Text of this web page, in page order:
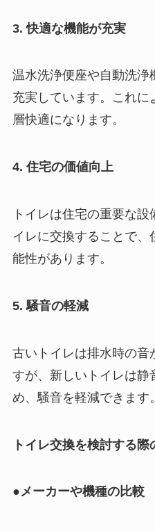
3. 快適な機能が充実
温水洗浄便座や自動洗浄
充実しています。これに
層快適になります。
4. 住宅の価値向上
トイレは住宅の重要な
イレに交換することで
能性があります。
5. 騒音の軽減
古いトイレは排水時の音
すが、新しいトイレは静
め、騒音を軽減できます。
トイレ交換を検討する際
●メーカーや機種の比較